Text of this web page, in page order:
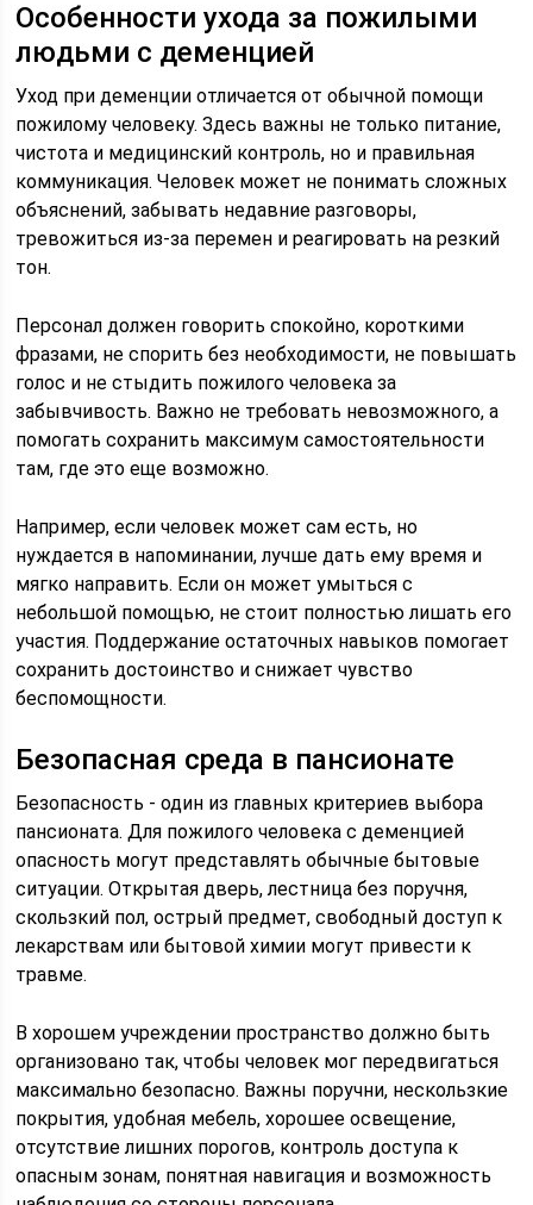
Особенности ухода за пожилыми
людьми с деменцией
Уход при деменции отличается от обычной помощи
пожилому человеку. Здесь важны не только питание,
чистота и медицинский контроль, но и правильная
коммуникация. Человек может не понимать сложных
объяснений, забывать недавние разговоры,
тревожиться из-за перемен и реагировать на резкий
тон.
Персонал должен говорить спокойно, короткими
фразами, не спорить без необходимости, не повышать
голос и не стыдить пожилого человека за
забывчивость. Важно не требовать невозможного, а
помогать сохранить максимум самостоятельности
там, где это еще возможно.
Например, если человек может сам есть, но
нуждается в напоминании, лучше дать ему время и
мягко направить. Если он может умыться с
небольшой помощью, не стоит полностью лишать его
участия. Поддержание остаточных навыков помогает
сохранить достоинство и снижает чувство
беспомощности.
Безопасная среда в пансионате
Безопасность - один из главных критериев выбора
пансионата. Для пожилого человека с деменцией
опасность могут представлять обычные бытовые
ситуации. Открытая дверь, лестница без поручня,
скользкий пол, острый предмет, свободный доступ к
лекарствам или бытовой химии могут привести к
травме.
В хорошем учреждении пространство должно быть
организовано так, чтобы человек мог передвигаться
максимально безопасно. Важны поручни, нескользкие
покрытия, удобная мебель, хорошее освещение,
отсутствие лишних порогов, контроль доступа к
опасным зонам, понятная навигация и возможность